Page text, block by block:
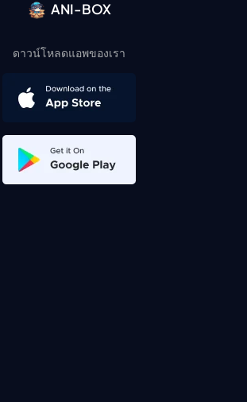
ANI-BOX
ดาวน์โหลดแอพของเรา